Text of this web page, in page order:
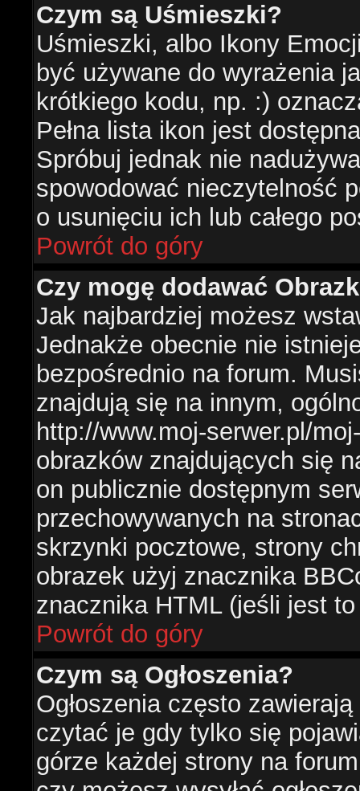
Czym są Uśmieszki?
Uśmieszki, albo Ikony
być używane do wyrażenia
krótkiego kodu, np. :)
Pełna lista ikon jest
Spróbuj jednak nie
spowodować nieczytelność
o usunięciu ich lub całego
Powrót do góry
Czy mogę dodawać
Jak najbardziej możesz
Jednakże obecnie nie
bezpośrednio na forum.
znajdują się na innym,
http://www.moj-serwer.pl/
obrazków znajdujących się
on publicznie dostępnym
przechowywanych na
skrzynki pocztowe, strony
obrazek użyj znacznika
znacznika HTML (jeśli jest
Powrót do góry
Czym są Ogłoszenia?
Ogłoszenia często
czytać je gdy tylko się
górze każdej strony na